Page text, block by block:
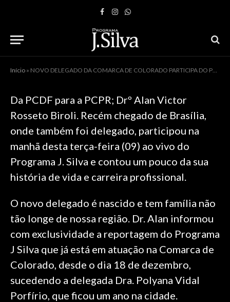
Facebook
Instagram
WhatsApp
Início » NOVO DELEGADO DA COMARCA DE COLORADO PARTICIPA DO PROGRAMA J SILVA
Da PCDF para a PCPR; Drº Alan Victor
Rosseto Biroli. Recém chegado de Brasília,
onde também foi delegado, participou na
manhã desta terça-feira (09) ao vivo do
Programa J. Silva e contou um pouco da sua
história de vida e carreira profissional.
O novo delegado é nascido e tem família não
tão longe de nossa região. Dr. Alan informou
com exclusividade a reportagem do Programa
J Silva que já está em atuação na Comarca de
Colorado, desde o dia 18 de dezembro,
sucedendo a delegada Dra. Polyana Vidal
Porfírio, que ficou um ano na cidade.